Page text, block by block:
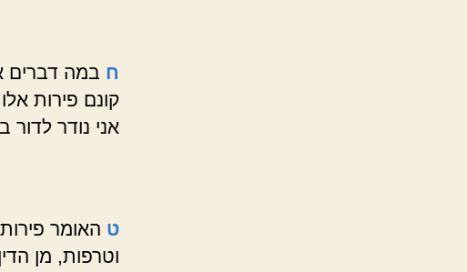
ח במה דברים
קונם פירות
אני נודר לדור
ט האומר
וטרפות, מן